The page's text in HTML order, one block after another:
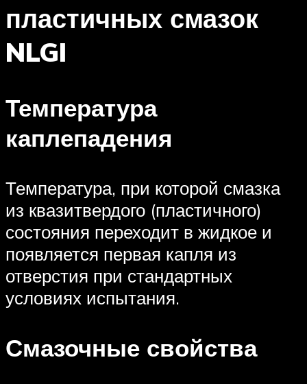
пластичных смазок
NLGI
Температура
каплепадения
Температура, при которой смазка
из квазитвердого (пластичного)
состояния переходит в жидкое и
появляется первая капля из
отверстия при стандартных
условиях испытания.
Смазочные свойства